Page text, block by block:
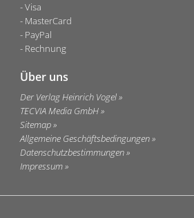
Visa
MasterCard
PayPal
Rechnung
Über uns
Der Verlag Heinrich Vogel
TECVIA Media GmbH
Sitemap
Allgemeine Geschäftsbedingungen
Datenschutzbestimmungen
Impressum